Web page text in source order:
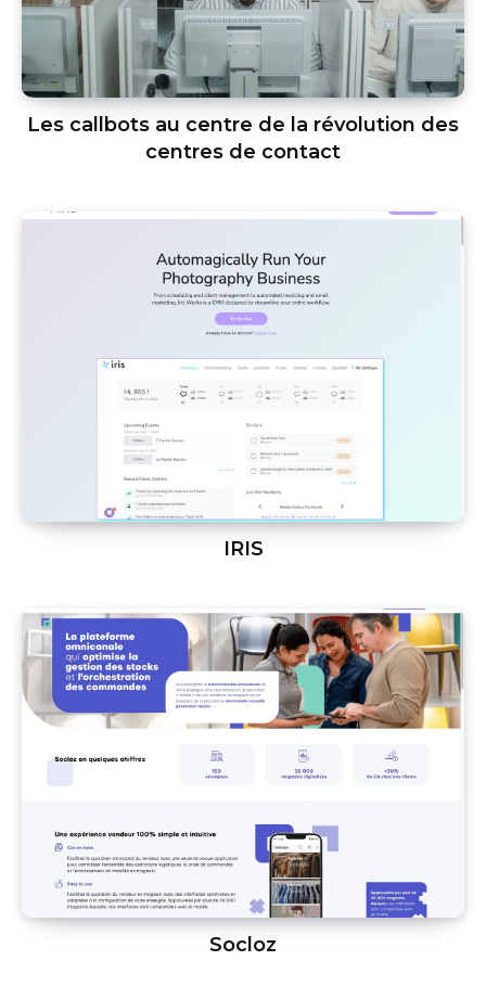
Les callbots au centre de la révolution des
centres de contact
IRIS
Socloz